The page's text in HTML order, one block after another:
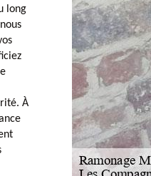
long
À